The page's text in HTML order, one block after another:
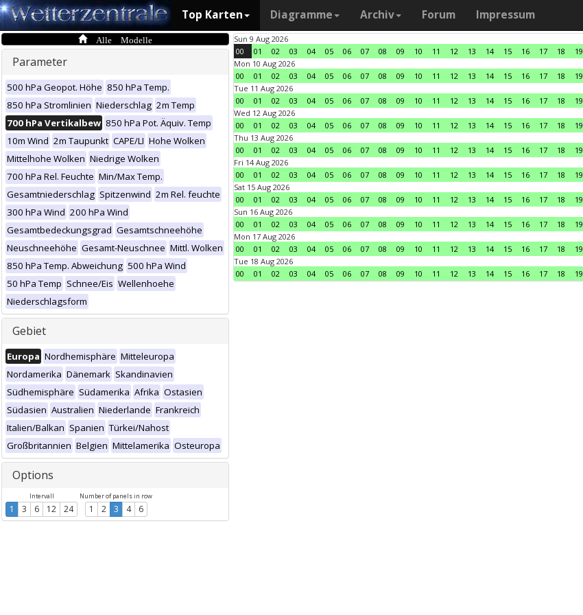
Top Karten Diagramme Archiv Forum Impressum
Alle Modelle
Parameter
500 hPa Geopot. Höhe 850 hPa Temp.
850 hPa Stromlinien Niederschlag 2m Temp
700 hPa Vertikalbew 850 hPa Pot. Äquiv. Temp
10m Wind 2m Taupunkt CAPE/LI Hohe Wolken
Mittelhohe Wolken Niedrige Wolken
700 hPa Rel. Feuchte Min/Max Temp.
Gesamtniederschlag Spitzenwind 2m Rel. feuchte
300 hPa Wind 200 hPa Wind
Gesamtbedeckungsgrad Gesamtschneehöhe
Neuschneehöhe Gesamt-Neuschnee Mittl. Wolken
850 hPa Temp. Abweichung 500 hPa Wind
50 hPa Temp Schnee/Eis Wellenhoehe
Niederschlagsform
Gebiet
Europa Nordhemisphäre Mitteleuropa
Nordamerika Dänemark Skandinavien
Südhemisphäre Südamerika Afrika Ostasien
Südasien Australien Niederlande Frankreich
Italien/Balkan Spanien Türkei/Nahost
Großbritannien Belgien Mittelamerika Osteuropa
Options
Intervall
1 3 6 12 24
Number of panels in row
1 2 3 4 6
Sun 9 Aug 2026
00
01 02 03 04 05 06 07 08 09 10 11 12 13 14 15 16 17 18 19
Mon 10 Aug 2026
00
01 02 03 04 05 06 07 08 09 10 11 12 13 14 15 16 17 18 19
Tue 11 Aug 2026
00
01 02 03 04 05 06 07 08 09 10 11 12 13 14 15 16 17 18 19
Wed 12 Aug 2026
00
01 02 03 04 05 06 07 08 09 10 11 12 13 14 15 16 17 18 19
Thu 13 Aug 2026
00
01 02 03 04 05 06 07 08 09 10 11 12 13 14 15 16 17 18 19
Fri 14 Aug 2026
00
01 02 03 04 05 06 07 08 09 10 11 12 13 14 15 16 17 18 19
Sat 15 Aug 2026
00
01 02 03 04 05 06 07 08 09 10 11 12 13 14 15 16 17 18 19
Sun 16 Aug 2026
00
01 02 03 04 05 06 07 08 09 10 11 12 13 14 15 16 17 18 19
Mon 17 Aug 2026
00
01 02 03 04 05 06 07 08 09 10 11 12 13 14 15 16 17 18 19
Tue 18 Aug 2026
00
01 02 03 04 05 06 07 08 09 10 11 12 13 14 15 16 17 18 19